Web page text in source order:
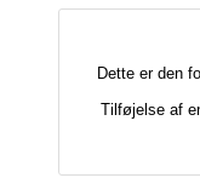
Dette er den
Tilføjelse af